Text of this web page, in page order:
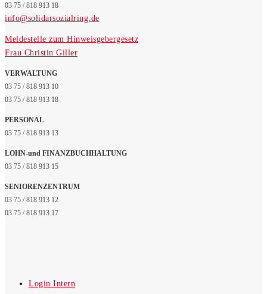
03 75 / 818 913 18
info@solidarsozialring.de
Meldestelle zum Hinweisgebergesetz
Frau Christin Giller
VERWALTUNG
03 75 / 818 913 10
03 75 / 818 913 18
PERSONAL
03 75 / 818 913 13
LOHN-und FINANZBUCHHALTUNG
03 75 / 818 913 15
SENIORENZENTRUM
03 75 / 818 913 12
03 75 / 818 913 17
Login Intern